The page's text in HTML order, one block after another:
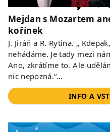
Mejdan s Mozartem
kořínek
J. Jiráň a R. Rytina. „
nehádáme. Je tady mezi
Ano, zkrátíme to. Ale
nic nepozná.“…
INFO A